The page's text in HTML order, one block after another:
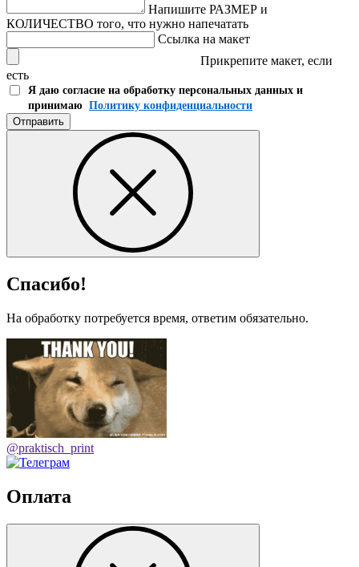
Напишите РАЗМЕР и
КОЛИЧЕСТВО того, что нужно напечатать
Ссылка на макет
Прикрепите макет, если
есть
Я даю согласие на обработку персональных данных и
принимаю Политику конфиденциальности
Отправить
Спасибо!
На обработку потребуется время, ответим обязательно.
@praktisch_print
Оплата